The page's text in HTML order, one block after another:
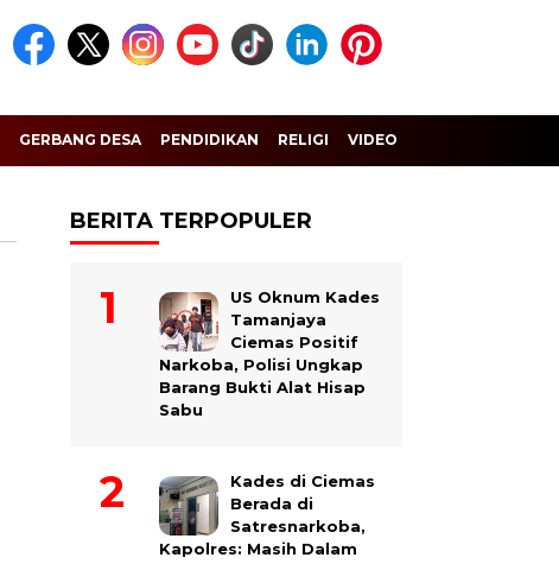
GERBANG DESA PENDIDIKAN RELIGI VIDEO
BERITA TERPOPULER
US Oknum Kades
Tamanjaya
Ciemas Positif
Narkoba, Polisi Ungkap
Barang Bukti Alat Hisap
Sabu
Kades di Ciemas
Berada di
Satresnarkoba,
Kapolres: Masih Dalam